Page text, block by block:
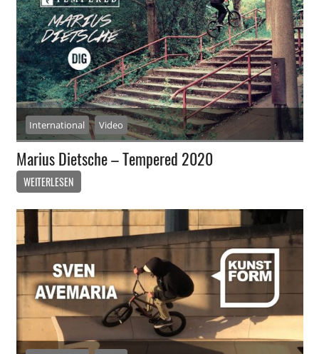
International Video
Marius Dietsche – Tempered 2020
WEITERLESEN